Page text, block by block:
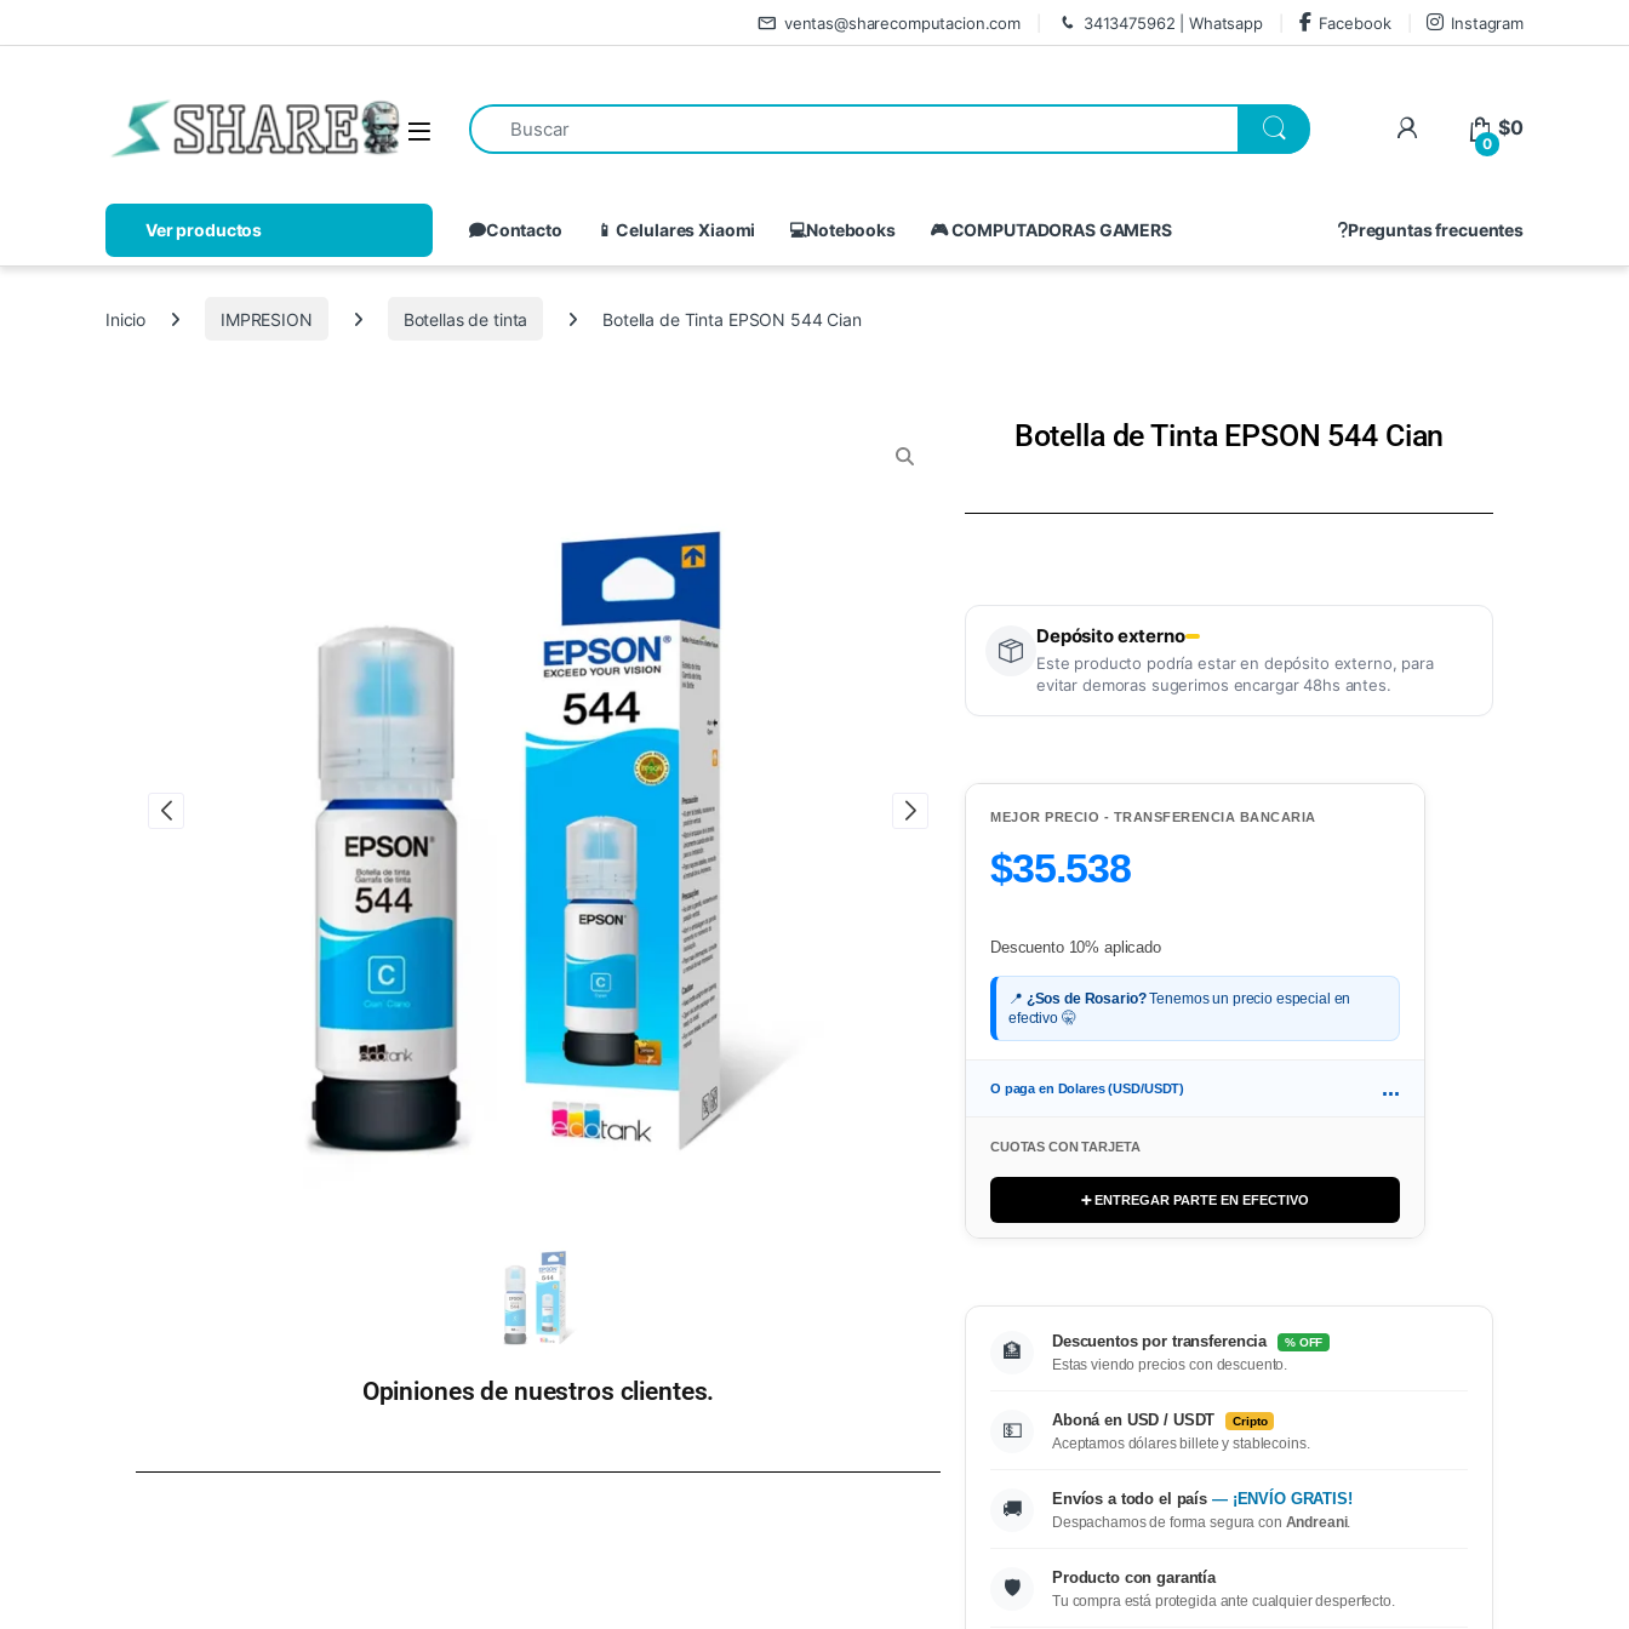
ventas@sharecomputacion.com 3413475962 | Whatsapp Facebook Instagram
0
$0
Ver productos Contacto Preguntas frecuentes
📱 Celulares Xiaomi 💻Notebooks 🎮 COMPUTADORAS GAMERS
Inicio IMPRESION Botellas de tinta Botella de Tinta EPSON 544 Cian
Opiniones de nuestros clientes.
Botella de Tinta EPSON 544 Cian
Depósito externo
Este producto podría estar en depósito externo, para
evitar demoras sugerimos encargar 48hs antes.
MEJOR PRECIO - TRANSFERENCIA BANCARIA
$35.538
Descuento 10% aplicado
📍 ¿Sos de Rosario?Tenemos un precio especial en
efectivo 🤫
O paga en Dolares (USD/USDT) ...
CUOTAS CON TARJETA
➕ ENTREGAR PARTE EN EFECTIVO
🏦 Descuentos por transferencia % OFF
Estas viendo precios con descuento.
💵 Aboná en USD / USDT Cripto
Aceptamos dólares billete y stablecoins.
🚚 Envíos a todo el país — ¡ENVÍO GRATIS!
Despachamos de forma segura con Andreani.
🛡️ Producto con garantía
Tu compra está protegida ante cualquier desperfecto.